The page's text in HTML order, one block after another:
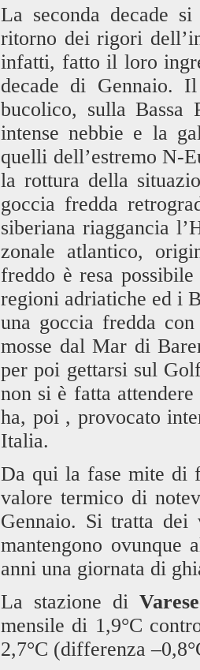
La seconda decade
ritorno dei rigori
infatti, fatto il loro
decade di Gennaio.
bucolico, sulla Bassa
intense nebbie e la
quelli dell’estremo N-
la rottura della
goccia fredda
siberiana riaggancia
zonale atlantico,
freddo è resa
regioni adriatiche ed i
una goccia fredda
mosse dal Mar di
per poi gettarsi sul
non si è fatta
ha, poi , provocato
Italia.
Da qui la fase mite di
valore termico di
Gennaio. Si tratta
mantengono
anni una giornata di
La stazione di
mensile di 1,9°C
2,7°C (differenza